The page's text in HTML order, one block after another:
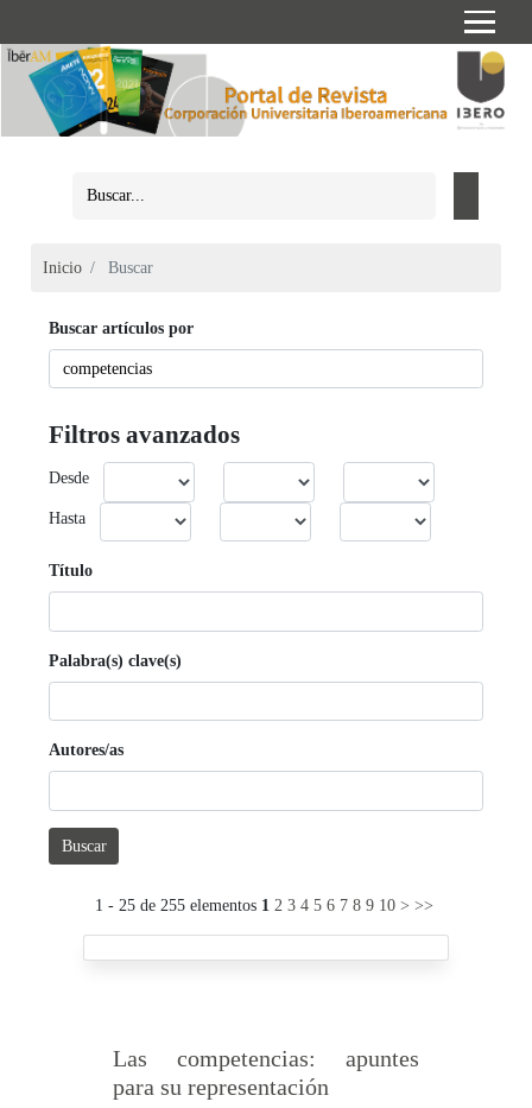
Inicio Buscar
Buscar artículos por
Filtros avanzados
Desde
Hasta
Título
Palabra(s) clave(s)
Autores/as
Buscar
1 - 25 de 255 elementos 1 2 3 4 5 6 7 8 9 10 > >>
Las competencias: apuntes
para su representación